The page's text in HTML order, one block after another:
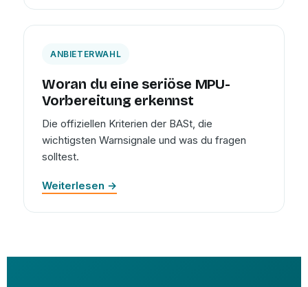
ANBIETERWAHL
Woran du eine seriöse MPU-
Vorbereitung erkennst
Die offiziellen Kriterien der BASt, die
wichtigsten Warnsignale und was du fragen
solltest.
Weiterlesen →